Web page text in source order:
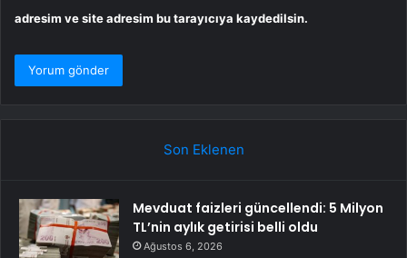
adresim ve site adresim bu tarayıcıya kaydedilsin.
Son Eklenen
Mevduat faizleri güncellendi: 5 Milyon
TL’nin aylık getirisi belli oldu
Ağustos 6, 2026